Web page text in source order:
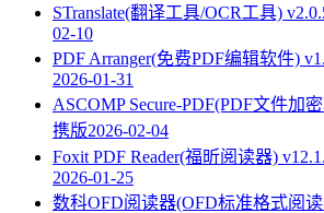
STranslate(翻译工具/OCR工具)
02-10
PDF Arranger(免费PDF编辑软件)
2026-01-31
ASCOMP Secure-PDF(PDF文件加
携版2026-02-04
Foxit PDF Reader(福昕阅读器)
2026-01-25
数科OFD阅读器(OFD标准格式阅读